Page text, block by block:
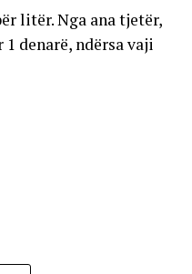
litër. Nga ana tjetër,
denarë, ndërsa vaji